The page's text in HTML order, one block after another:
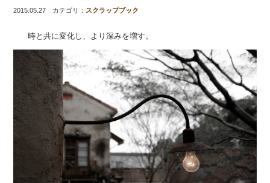
2015.05.27 カテゴリ： スクラップブック
時と共に変化し、より深みを増す。